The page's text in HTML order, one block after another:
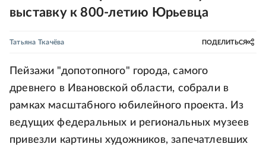
выставку к 800-летию Юрьевца
Татьяна Ткачёва ПОДЕЛИТЬСЯ
Пейзажи "допотопного" города, самого
древнего в Ивановской области, собрали в
рамках масштабного юбилейного проекта. Из
ведущих федеральных и региональных музеев
привезли картины художников, запечатлевших